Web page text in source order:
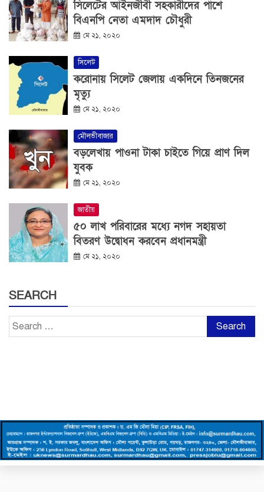
সিলেটের আইনজীবী সহকারীদের পাশে
বিএনপি নেতা এমদাদ চৌধুরী
মে ২১, ২০২০
সিলেট
করোনায় সিলেট জেলায় একদিনে তিনজনের
মৃত্যু
মে ২১, ২০২০
মৌলভীবাজার
বড়লেখায় পাওনা টাকা চাইতে গিয়ে প্রাণ দিল
যুবক
মে ২১, ২০২০
জাতীয়
৫০ লাখ পরিবারের মধ্যে নগদ সহায়তা
বিতরণ উদ্বোধন করবেন প্রধানমন্ত্রী
মে ২১, ২০২০
SEARCH
Search
for: